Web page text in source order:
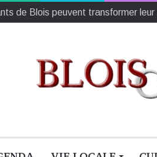
Cévallois, Cœurvallois,